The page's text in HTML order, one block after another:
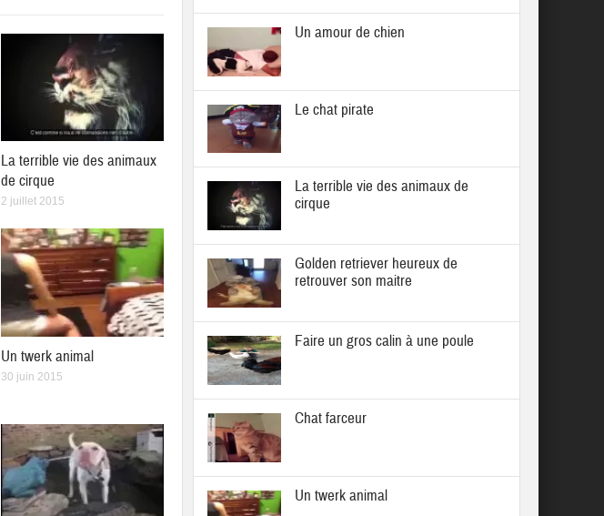
La terrible vie des animaux
de cirque
2 juillet 2015
Un twerk animal
30 juin 2015
Un amour de chien
Le chat pirate
La terrible vie des animaux de
cirque
Golden retriever heureux de
retrouver son maitre
Faire un gros calin à une poule
Chat farceur
Un twerk animal